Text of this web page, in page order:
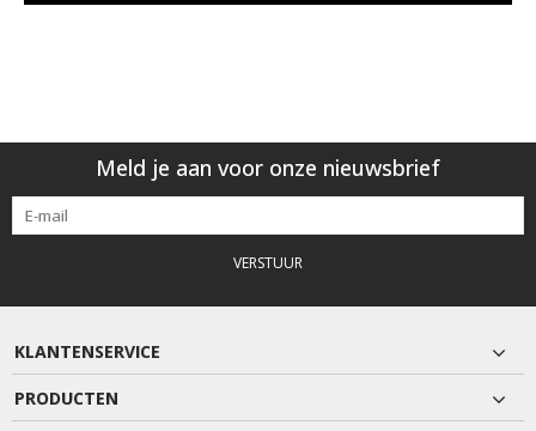
Meld je aan voor onze nieuwsbrief
VERSTUUR
KLANTENSERVICE
PRODUCTEN